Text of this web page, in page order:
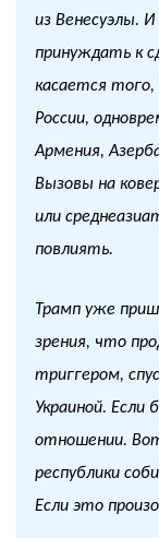
из Венесуэлы.
принуждать к
касается
России,
Армения,
Вызовы на
или
повлиять.
Трамп уже
зрения, что
триггером,
Украиной.
отношении.
республики
Если это